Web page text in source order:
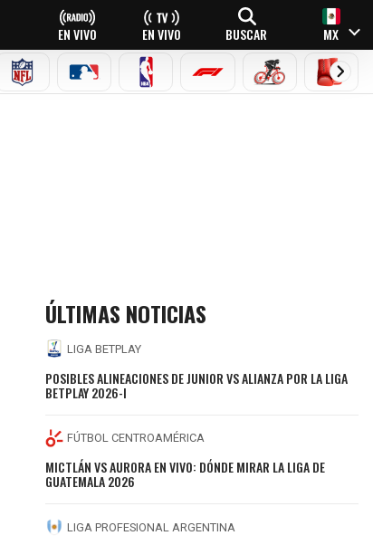
EN VIVO EN VIVO BUSCAR MX
NFL MLB NBA FÓRMULA 1CICLISMOBOXEO
ÚLTIMAS NOTICIAS
LIGA BETPLAY
POSIBLES ALINEACIONES DE JUNIOR VS ALIANZA POR LA LIGA
BETPLAY 2026-I
FÚTBOL CENTROAMÉRICA
MICTLÁN VS AURORA EN VIVO: DÓNDE MIRAR LA LIGA DE
GUATEMALA 2026
LIGA PROFESIONAL ARGENTINA